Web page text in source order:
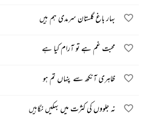
بہار باغ گلستان سرمدی ہم ہیں
محبت غم ہے تو آرام کیا ہے
ظاہری آنکھ سے پنہاں تم ہو
نہ جلووں کی کثرت میں بہکیں نگاہیں